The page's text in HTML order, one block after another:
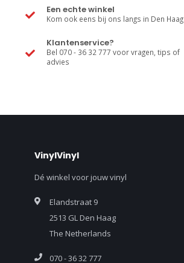
Een echte winkel
Kom ook eens bij ons langs in Den Haag
Klantenservice?
Bel 070 - 36 32 777 voor vragen, tips of
advies
VinylVinyl
Dé winkel voor jouw vinyl
Elandstraat 9
2513 GL Den Haag
The Netherlands
070 - 36 32 777